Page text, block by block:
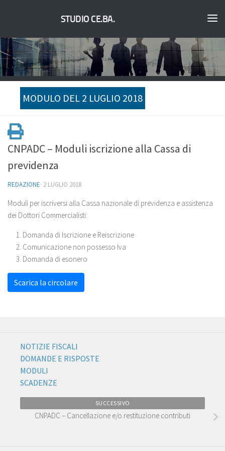
STUDIO CE.BA.
MODULO DEL 2 LUGLIO 2018
CNPADC – Moduli iscrizione alla Cassa di
previdenza
REDAZIONE· 2 LUGLIO 2018
Moduli per iscriversi alla Cassa nazionale di previdenza e assistenza
dei Dottori Commercialisti:
Domanda di Iscrizione e Reiscrizione
Comunicazione non possesso Iva
Domanda di esonero
Scarica la circolare
NOTIZIE FISCALI
DOMANDE E RISPOSTE
MODULI
SCADENZE
SUCCESSIVO
CNPADC – Cancellazione e/o restituzione contributi